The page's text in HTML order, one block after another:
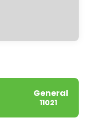
General
11021